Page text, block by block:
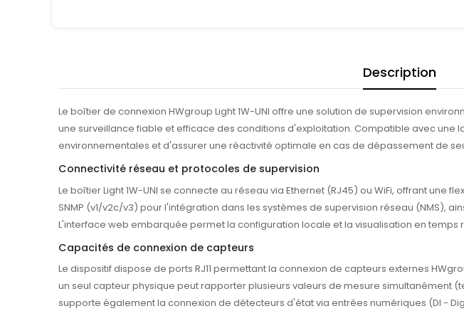
Description
Le boîtier de connexion HWgroup Light 1W-UNI offre une solution de supervision
une surveillance fiable et efficace des conditions d'exploitation. Compatible avec
environnementales et d'assurer une réactivité optimale en cas de dépassement de
Connectivité réseau et protocoles de supervision
Le boîtier Light 1W-UNI se connecte au réseau via Ethernet (RJ45) ou WiFi, offrant
SNMP (v1/v2c/v3) pour l'intégration dans les systèmes de supervision réseau (NMS),
L'interface web embarquée permet la configuration locale et la visualisation en temps
Capacités de connexion de capteurs
Le dispositif dispose de ports RJ11 permettant la connexion de capteurs externes
un seul capteur physique peut rapporter plusieurs valeurs de mesure simultanément
supporte également la connexion de détecteurs d'état via entrées numériques (DI -